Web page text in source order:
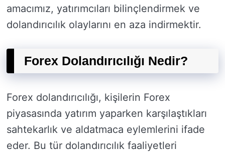
amacımız, yatırımcıları bilinçlendirmek ve
dolandırıcılık olaylarını en aza indirmektir.
Forex Dolandırıcılığı Nedir?
Forex dolandırıcılığı, kişilerin Forex
piyasasında yatırım yaparken karşılaştıkları
sahtekarlık ve aldatmaca eylemlerini ifade
eder. Bu tür dolandırıcılık faaliyetleri